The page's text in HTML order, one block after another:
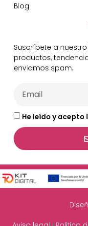
Blog
Suscríbete a
productos,
enviamos spam.
He leído y acepto